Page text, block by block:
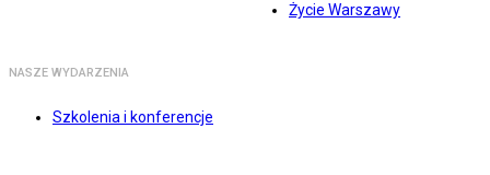
Życie Warszawy
NASZE WYDARZENIA
Szkolenia i konferencje